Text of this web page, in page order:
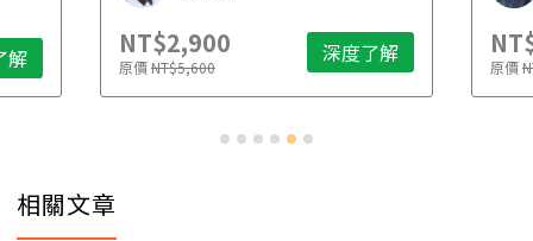
解 NT$2,900
原價NT$5,600 深度了解 原價
相關文章